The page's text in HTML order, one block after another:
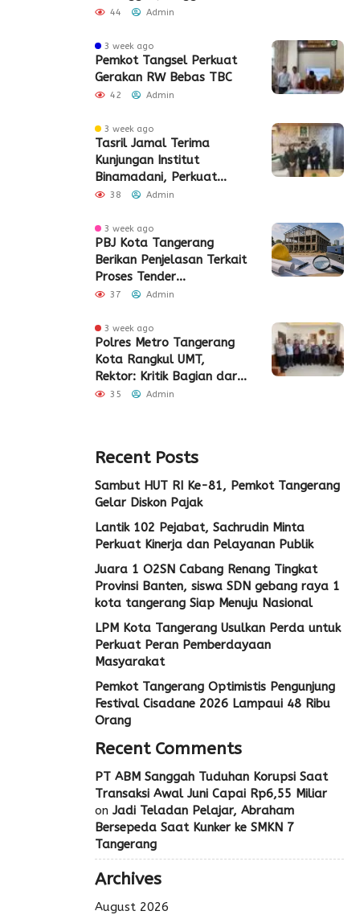
2026
44 Admin
3 week ago
Pemkot Tangsel Perkuat
Gerakan RW Bebas TBC
42 Admin
3 week ago
Tasril Jamal Terima
Kunjungan Institut
Binamadani, Perkuat
Sinergi Bangun SDM Kota
38 Admin
3 week ago
PBJ Kota Tangerang
Berikan Penjelasan Terkait
Proses Tender
Pembangunan Eks Pabrik
37 Admin
3 week ago
Polres Metro Tangerang
Kota Rangkul UMT,
Rektor: Kritik Bagian dari
Demokrasi
35 Admin
Recent Posts
Sambut HUT RI Ke-81, Pemkot Tangerang
Gelar Diskon Pajak
Lantik 102 Pejabat, Sachrudin Minta
Perkuat Kinerja dan Pelayanan Publik
Juara 1 O2SN Cabang Renang Tingkat
Provinsi Banten, siswa SDN gebang raya 1
kota tangerang Siap Menuju Nasional
LPM Kota Tangerang Usulkan Perda untuk
Perkuat Peran Pemberdayaan
Masyarakat
Pemkot Tangerang Optimistis Pengunjung
Festival Cisadane 2026 Lampaui 48 Ribu
Orang
Recent Comments
PT ABM Sanggah Tuduhan Korupsi Saat
Transaksi Awal Juni Capai Rp6,55 Miliar
on Jadi Teladan Pelajar, Abraham
Bersepeda Saat Kunker ke SMKN 7
Tangerang
Archives
August 2026